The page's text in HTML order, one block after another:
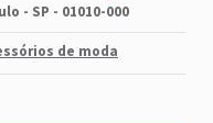
- SP - 01010-000
de moda